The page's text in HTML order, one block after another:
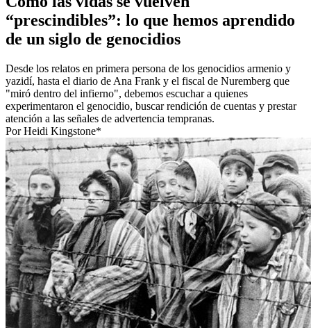
“prescindibles”: lo que hemos aprendido
de un siglo de genocidios
Desde los relatos en primera persona de los genocidios armenio y
yazidí, hasta el diario de Ana Frank y el fiscal de Nuremberg que
"miró dentro del infierno", debemos escuchar a quienes
experimentaron el genocidio, buscar rendición de cuentas y prestar
atención a las señales de advertencia tempranas.
Por Heidi Kingstone*